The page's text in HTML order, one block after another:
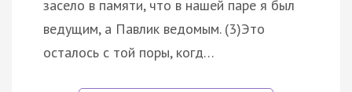
засело в памяти, что в нашей паре я был
ведущим, а Павлик ведомым. (3)Это
осталось с той поры, когд…